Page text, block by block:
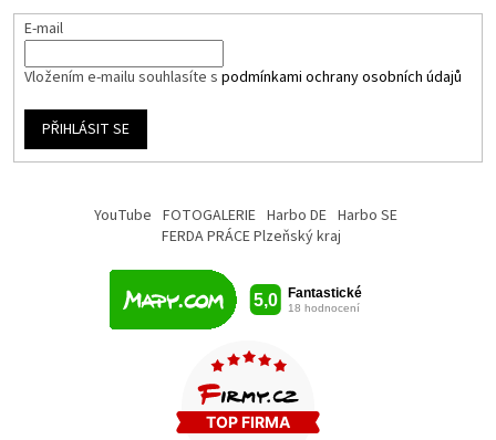
E-mail
Vložením e-mailu souhlasíte s podmínkami ochrany osobních údajů
PŘIHLÁSIT SE
YouTube FOTOGALERIE Harbo DE Harbo SE
FERDA PRÁCE Plzeňský kraj